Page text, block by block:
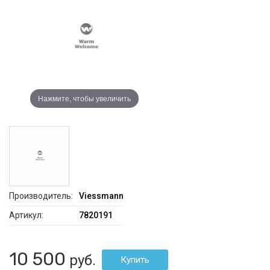
Нажмите, чтобы увеличить
Производитель:
Viessmann
Артикул:
7820191
10 500 руб.